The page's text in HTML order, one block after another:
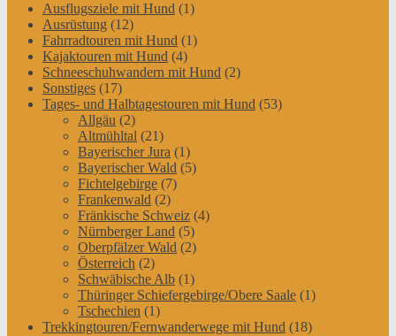
Ausflugsziele mit Hund (1)
Ausrüstung (12)
Fahrradtouren mit Hund (1)
Kajaktouren mit Hund (4)
Schneeschuhwandern mit Hund (2)
Sonstiges (17)
Tages- und Halbtagestouren mit Hund (53)
Allgäu (2)
Altmühltal (21)
Bayerischer Jura (1)
Bayerischer Wald (5)
Fichtelgebirge (7)
Frankenwald (2)
Fränkische Schweiz (4)
Nürnberger Land (5)
Oberpfälzer Wald (2)
Österreich (2)
Schwäbische Alb (1)
Thüringer Schiefergebirge/Obere Saale (1)
Tschechien (1)
Trekkingtouren/Fernwanderwege mit Hund (18)